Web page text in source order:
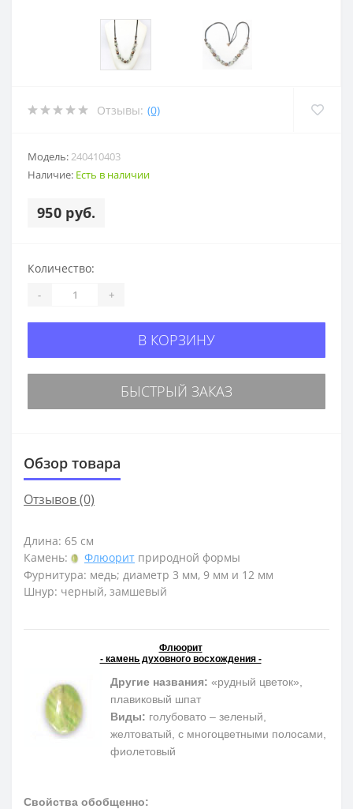
Отзывы: (0)
Модель:240410403
Наличие: Есть в наличии
950 руб.
Количество:
- +
В КОРЗИНУ
БЫСТРЫЙ ЗАКАЗ
Обзор товара
Отзывов (0)
Длина: 65 см
Камень:
Флюорит природной формы
Фурнитура: медь; диаметр 3 мм, 9 мм и 12 мм
Шнур: черный, замшевый
Флюорит
- камень духовного восхождения -
Другие названия: «рудный цветок»,
плавиковый шпат
Виды: голубовато – зеленый,
желтоватый, с многоцветными полосами,
фиолетовый
Свойства обобщенно: